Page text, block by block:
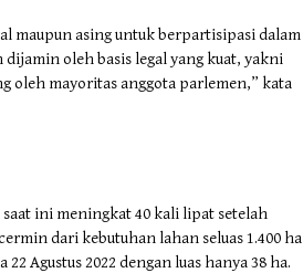
maupun asing untuk berpartisipasi dalam
oleh basis legal yang kuat, yakni
oleh mayoritas anggota parlemen,” kata
ini meningkat 40 kali lipat setelah
dari kebutuhan lahan seluas 1.400 ha
Agustus 2022 dengan luas hanya 38 ha.